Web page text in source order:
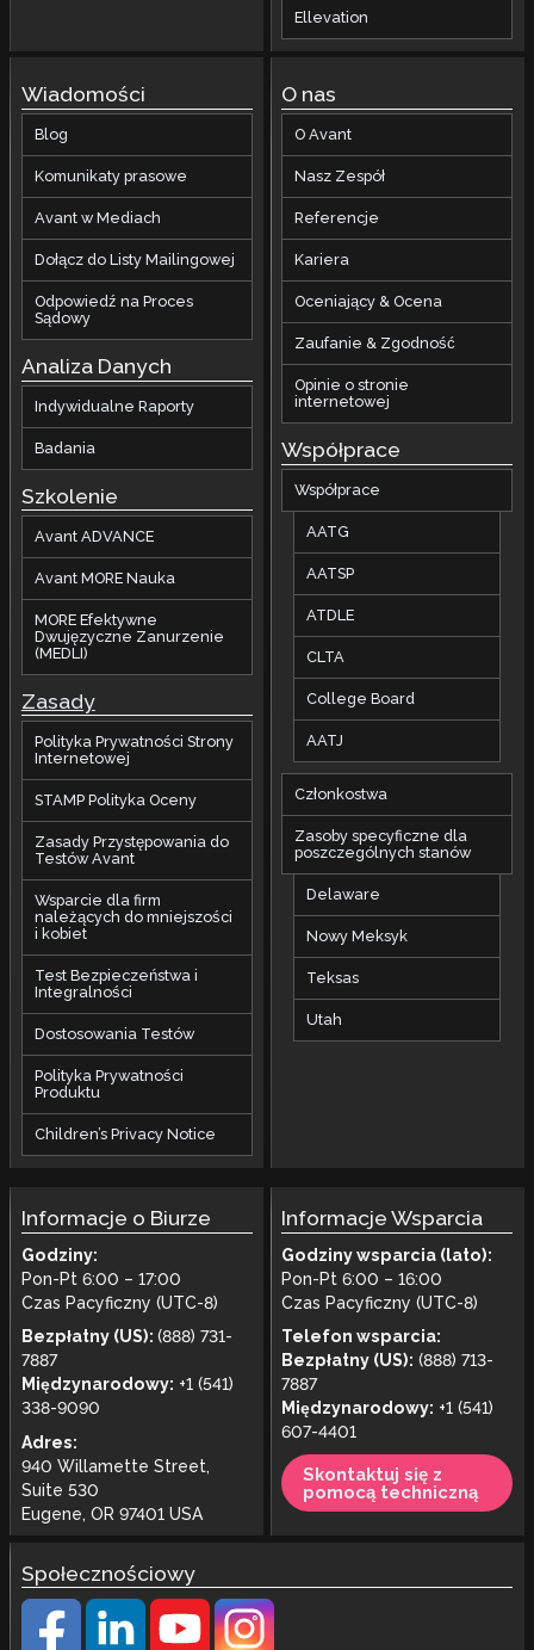
Ellevation
Wiadomości
Blog
Komunikaty prasowe
Avant w Mediach
Dołącz do Listy Mailingowej
Odpowiedź na Proces
Sądowy
Analiza Danych
Indywidualne Raporty
Badania
Szkolenie
Avant ADVANCE
Avant MORE Nauka
MORE Efektywne
Dwujęzyczne Zanurzenie
(MEDLI)
Zasady
Polityka Prywatności Strony
Internetowej
STAMP Polityka Oceny
Zasady Przystępowania do
Testów Avant
Wsparcie dla firm
należących do mniejszości
i kobiet
Test Bezpieczeństwa i
Integralności
Dostosowania Testów
Polityka Prywatności
Produktu
Children’s Privacy Notice
O nas
O Avant
Nasz Zespół
Referencje
Kariera
Oceniający & Ocena
Zaufanie & Zgodność
Opinie o stronie
internetowej
Współprace
Współprace
AATG
AATSP
ATDLE
CLTA
College Board
AATJ
Członkostwa
Zasoby specyficzne dla
poszczególnych stanów
Delaware
Nowy Meksyk
Teksas
Utah
Informacje o Biurze
Godziny:
Pon-Pt 6:00 – 17:00
Czas Pacyficzny (UTC-8)
Bezpłatny (US): (888) 731-
7887
Międzynarodowy: +1 (541)
338-9090
Adres:
940 Willamette Street,
Suite 530
Eugene, OR 97401 USA
Informacje Wsparcia
Godziny wsparcia (lato):
Pon-Pt 6:00 – 16:00
Czas Pacyficzny (UTC-8)
Telefon wsparcia:
Bezpłatny (US): (888) 713-
7887
Międzynarodowy: +1 (541)
607-4401
Skontaktuj się z
pomocą techniczną
Społecznościowy